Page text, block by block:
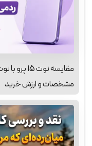
مشخصات و ارزش خرید